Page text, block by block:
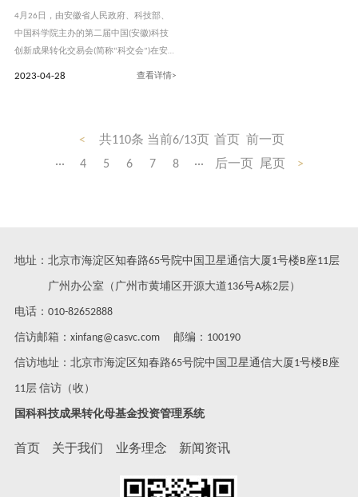
4月26日，由安徽省人民政府、科技部、
中国科学院主办的第二届中国(安徽)科技
创新成果转化交易会(简称“科交会”)在安
800多件成果，开展20多场精彩专项活
2023-04-28
< 共110条 当前6/13页 首页
前一页
···
4 5 6 7 8 ··· 后一页 尾页 >
地址：北京市海淀区知春路65号院中国卫星通信大厦1号楼B座11层
广州办公室（广州市黄埔区开源大道136号A栋2层）
电话：010-82652888
信访邮箱：xinfang@casvc.com 邮编：100190
信访地址：北京市海淀区知春路65号院中国卫星通信大厦1号楼B座
11层 信访（收）
国科科技成果转化母基金投资管理系统
首页 关于我们 业务理念 新闻资讯